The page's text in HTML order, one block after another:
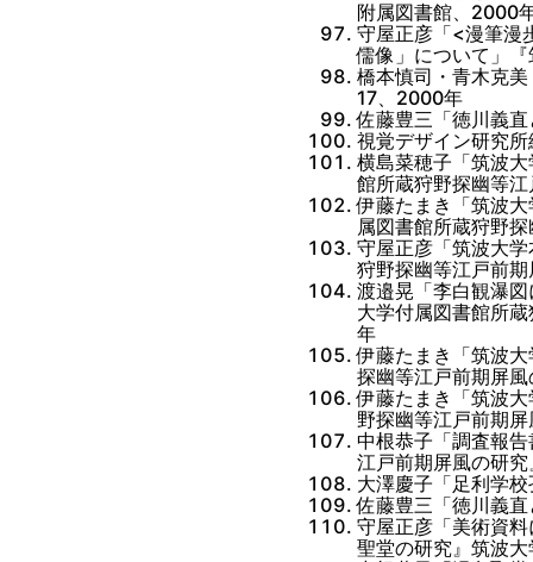
附属図書館、2000
守屋正彦「<漫筆漫
儒像」について」
橋本慎司・青木克
17、2000年
佐藤豊三「徳川義
視覚デザイン研究
横島菜穂子「筑波
館所蔵狩野探幽等
伊藤たまき「筑波
属図書館所蔵狩野
守屋正彦「筑波大
狩野探幽等江戸前
渡邉晃「李白観瀑
大学付属図書館所
年
伊藤たまき「筑波
探幽等江戸前期屏
伊藤たまき「筑波
野探幽等江戸前期
中根恭子「調査報
江戸前期屏風の研
大澤慶子「足利学
佐藤豊三「徳川義
守屋正彦「美術資
聖堂の研究』筑波